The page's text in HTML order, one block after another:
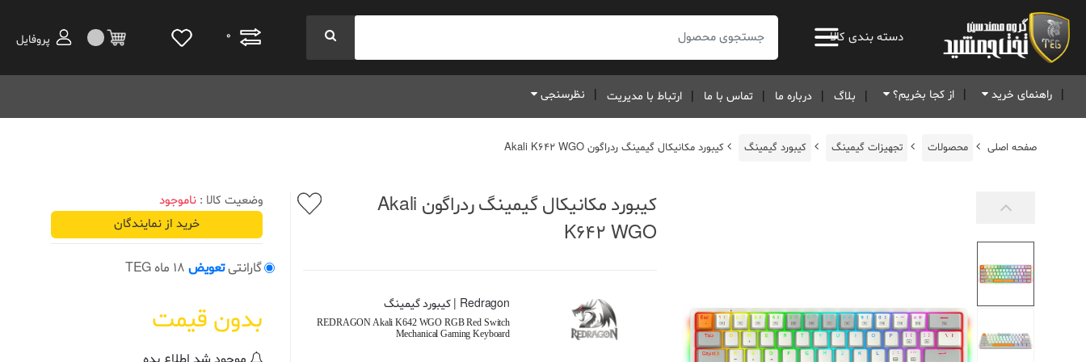
دسته بندی کالا
جستجو:
0 پروفایل
راهنمای خرید از کجا بخریم؟ بلاگ درباره ما تماس با ما ارتباط با مدیریت نظرسنجی
صفحه اصلی محصولات تجهیزات گیمینگ کیبورد گیمینگ کیبورد مکانیکال گیمینگ ردراگون Akali K642 WGO
کیبورد مکانیکال گیمینگ ردراگون Akali
K642 WGO
Redragon | کیبورد گیمینگ
REDRAGON Akali K642 WGO RGB Red Switch
Mechanical Gaming Keyboard
وضعیت کالا : ناموجود
خرید از نمایندگان
گارانتیتعویض18 ماه TEG
بدون قیمت